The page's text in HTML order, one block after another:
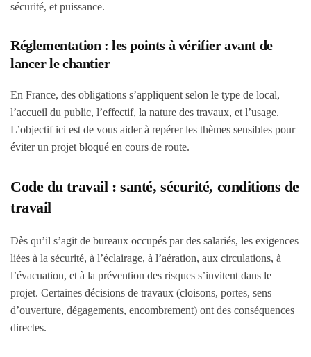
sécurité, et puissance.
Réglementation : les points à vérifier avant de
lancer le chantier
En France, des obligations s’appliquent selon le type de local,
l’accueil du public, l’effectif, la nature des travaux, et l’usage.
L’objectif ici est de vous aider à repérer les thèmes sensibles pour
éviter un projet bloqué en cours de route.
Code du travail : santé, sécurité, conditions de
travail
Dès qu’il s’agit de bureaux occupés par des salariés, les exigences
liées à la sécurité, à l’éclairage, à l’aération, aux circulations, à
l’évacuation, et à la prévention des risques s’invitent dans le
projet. Certaines décisions de travaux (cloisons, portes, sens
d’ouverture, dégagements, encombrement) ont des conséquences
directes.